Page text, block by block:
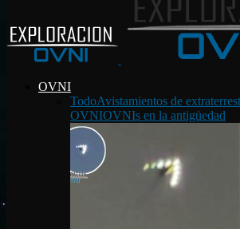
OVNI
TodoAvistamientos de
OVNIOVNIs en la antigüedad